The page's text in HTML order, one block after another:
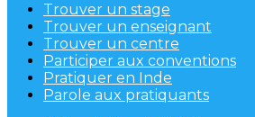
Trouver un stage
Trouver un enseignant
Trouver un centre
Participer aux conventions
Pratiquer en Inde
Parole aux pratiquants